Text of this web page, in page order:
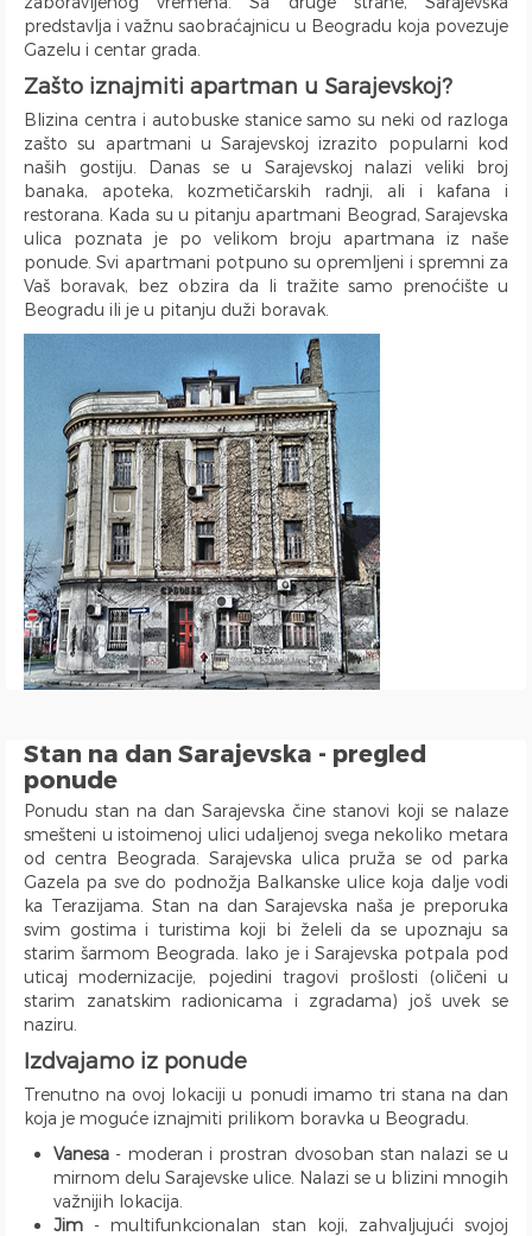
Sušilica za Veš
Fen za Kosu
Papuče
Bade Mantil
Kozmetika
Toalet Papir
Sredstva za Čišćenje
Terasa
Posteljina
Peškiri
Zabranjeno pušenje
Recepcija
Kategorizovan
Vaučeri
iPad
Telefon
Čajna Kuhinja
Kuhinja u sklopu Dnevnog Boravka
Trpezarija
Trpezarijski Sto i Stolice
Deo za Ručavanje
Aspirator
Posudje i Escajg
Klinički centar Srbije
Pancevacki most
Ulica Visokog Stevana
Mostarska petlja
Vasina ulica
Beogradski Sajam
Yu biznis centar
Ulica Španskih boraca
Naselje West 365
Filmski grad
Karadjordjev park
Institut za majku i dete
Hram Svetog Save
Ulica Kneginje Zorke
Sportski centar 11 April
Opština Novi Beograd
Dunavski kej
Hotel Jugoslavija
Stari Merkator
Stari Merkator Novi Beograd
Delta City
Bulevar Zorana Djindjica
Park Tašmajdan
Pozeska ulica
Trg Republike
Naselje Belvil
Apartmani u blizini Surčina
predstavlja i važnu saobraćajnicu u Beogradu koja povezuje
Gazelu i centar grada.
Zašto iznajmiti apartman u Sarajevskoj?
Blizina centra i autobuske stanice samo su neki od razloga
zašto su apartmani u Sarajevskoj izrazito popularni kod
naših gostiju. Danas se u Sarajevskoj nalazi veliki broj
banaka, apoteka, kozmetičarskih radnji, ali i kafana i
restorana. Kada su u pitanju apartmani Beograd, Sarajevska
ulica poznata je po velikom broju apartmana iz naše
ponude. Svi apartmani potpuno su opremljeni i spremni za
Vaš boravak, bez obzira da li tražite samo prenoćište u
Beogradu ili je u pitanju duži boravak.
Stan na dan Sarajevska - pregled
ponude
Ponudu stan na dan Sarajevska čine stanovi koji se nalaze
smešteni u istoimenoj ulici udaljenoj svega nekoliko metara
od centra Beograda. Sarajevska ulica pruža se od parka
Gazela pa sve do podnožja Balkanske ulice koja dalje vodi
ka Terazijama. Stan na dan Sarajevska naša je preporuka
svim gostima i turistima koji bi želeli da se upoznaju sa
starim šarmom Beograda. Iako je i Sarajevska potpala pod
uticaj modernizacije, pojedini tragovi prošlosti (oličeni u
starim zanatskim radionicama i zgradama) još uvek se
naziru.
Izdvajamo iz ponude
Trenutno na ovoj lokaciji u ponudi imamo tri stana na dan
koja je moguće iznajmiti prilikom boravka u Beogradu.
Vanesa - moderan i prostran dvosoban stan nalazi se u
mirnom delu Sarajevske ulice. Nalazi se u blizini mnogih
važnijih lokacija.
Jim - multifunkcionalan stan koji, zahvaljujući svojoj